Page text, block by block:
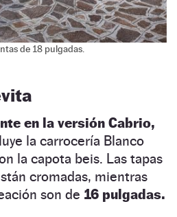
de 18 pulgadas.
en la versión Cabrio,
la carrocería Blanco
la capota beis. Las tapas
cromadas, mientras
son de 16 pulgadas.